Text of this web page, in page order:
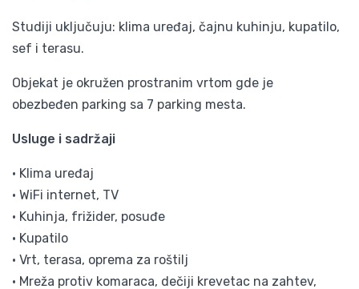
Studiji uključuju: klima uređaj, čajnu kuhinju, kupatilo,
sef i terasu.
Objekat je okružen prostranim vrtom gde je
obezbeđen parking sa 7 parking mesta.
Usluge i sadržaji
• Klima uređaj
• WiFi internet, TV
• Kuhinja, frižider, posuđe
• Kupatilo
• Vrt, terasa, oprema za roštilj
• Mreža protiv komaraca, dečiji krevetac na zahtev,